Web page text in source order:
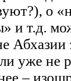
о
и т.д.
Абхазии
уже не
–